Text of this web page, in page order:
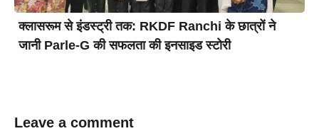
क्लासरूम से इंडस्ट्री तक: RKDF Ranchi के छात्रों ने
जानी Parle-G की सफलता की इनसाइड स्टोरी
Leave a comment